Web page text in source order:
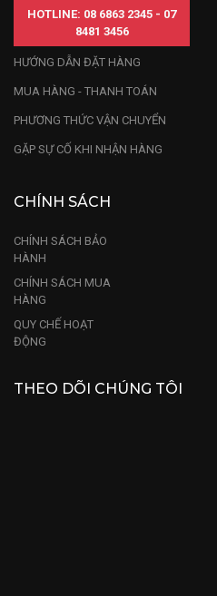
HOTLINE: 08 6863 2345 - 07
8481 3456
HƯỚNG DẪN ĐẶT HÀNG
MUA HÀNG - THANH TOÁN
PHƯƠNG THỨC VẬN CHUYỂN
GẶP SỰ CỐ KHI NHẬN HÀNG
CHÍNH SÁCH
CHÍNH SÁCH BẢO
HÀNH
CHÍNH SÁCH MUA
HÀNG
QUY CHẾ HOẠT
ĐỘNG
THEO DÕI CHÚNG TÔI